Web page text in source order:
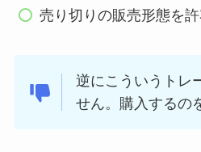
売り切りの販売形態を
逆にこういうトレ
せん。購入するの